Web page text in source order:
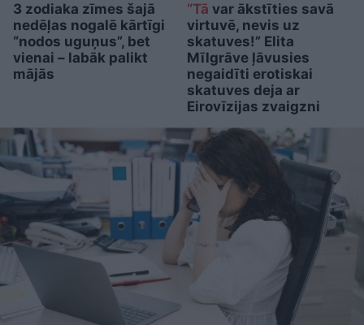
3 zodiaka zīmes šajā
nedēļas nogalē kārtīgi
“nodos uguņus”, bet
vienai – labāk palikt
mājās
“Tā var ākstīties savā
virtuvē, nevis uz
skatuves!” Elita
Mīlgrāve ļāvusies
negaidīti erotiskai
skatuves deja ar
Eirovīzijas zvaigzni